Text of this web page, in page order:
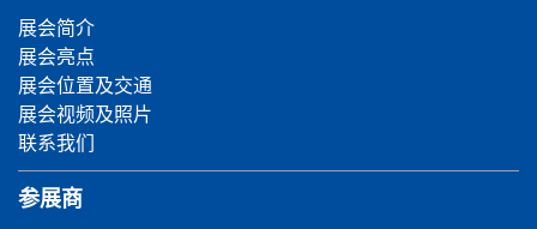
展会简介
展会亮点
展会位置及交通
展会视频及照片
联系我们
参展商